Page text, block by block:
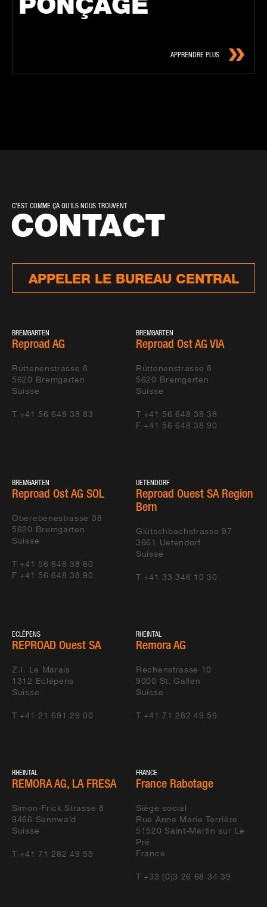
APPRENDRE PLUS
C’EST COMME ÇA QU’ILS NOUS TROUVENT
CONTACT
APPELER LE BUREAU CENTRAL
BREMGARTEN
Reproad AG
Rüttenenstrasse 8
5620 Bremgarten
Suisse
T +41 56 648 38 83
BREMGARTEN
Reproad Ost AG VIA
Rüttenenstrasse 8
5620 Bremgarten
Suisse
T +41 56 648 38 38
F +41 56 648 38 90
BREMGARTEN
Reproad Ost AG SOL
Oberebenestrasse 38
5620 Bremgarten
Suisse
T +41 56 648 38 60
F +41 56 648 38 90
UETENDORF
Reproad Ouest SA Region
Bern
Glütschbachstrasse 97
3661 Uetendorf
Suisse
T +41 33 346 10 30
ECLÉPENS
REPROAD Ouest SA
Z.I. Le Marais
1312 Eclépens
Suisse
T +41 21 691 29 00
RHEINTAL
Remora AG
Rechenstrasse 10
9000 St. Gallen
Suisse
T +41 71 282 49 59
RHEINTAL
REMORA AG, LA FRESA
Simon-Frick Strasse 8
9466 Sennwald
Suisse
T +41 71 282 49 55
FRANCE
France Rabotage
Siège social
Rue Anne Marie Terrière
51520 Saint-Martin sur Le
Pré
France
T +33 (0)3 26 68 34 39